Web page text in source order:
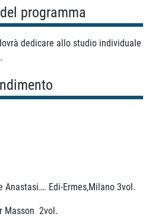
programma
dedicare allo studio individuale
Anastasi…. Edi-Ermes,Milano 3vol.
Masson 2vol.